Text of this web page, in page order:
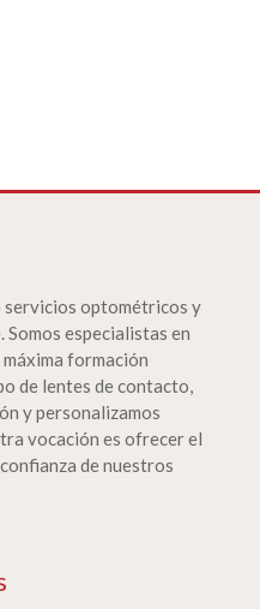
optométricos y
especialistas en
formación
de lentes de contacto,
y personalizamos
vocación es ofrecer el
de nuestros